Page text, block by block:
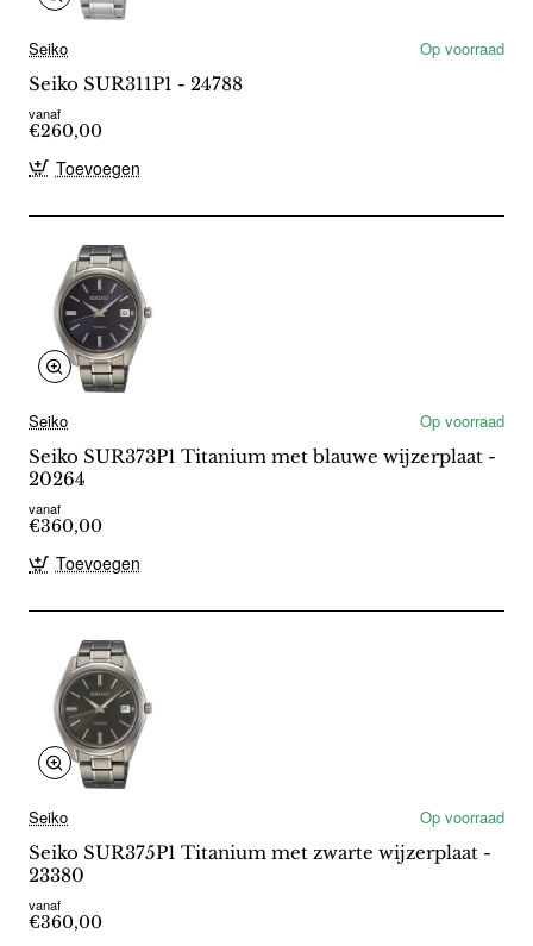
Seiko
Op voorraad
Seiko SUR311P1 - 24788
vanaf
€260,00
Toevoegen
Seiko
Op voorraad
Seiko SUR373P1 Titanium met blauwe wijzerplaat -
20264
vanaf
€360,00
Toevoegen
Seiko
Op voorraad
Seiko SUR375P1 Titanium met zwarte wijzerplaat -
23380
vanaf
€360,00